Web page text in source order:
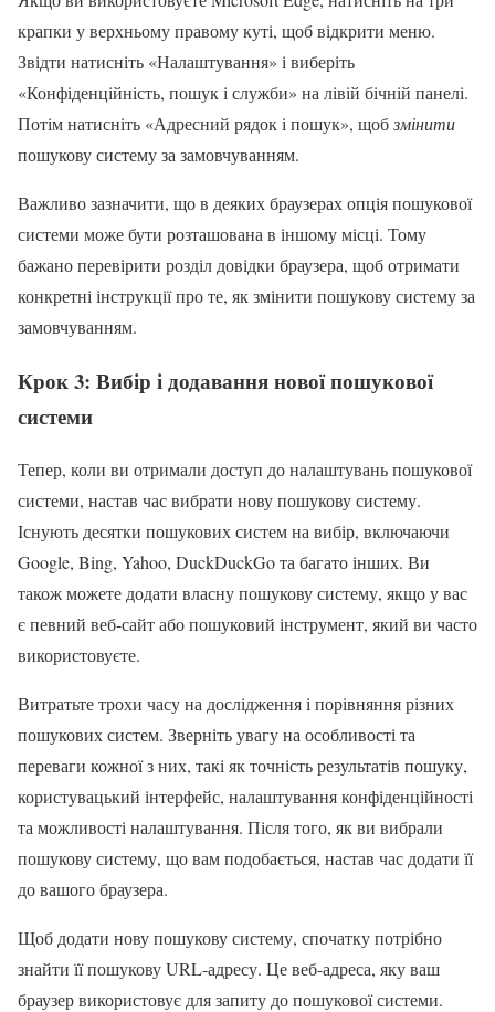
крапки у верхньому правому куті, щоб відкрити меню.
Звідти натисніть «Налаштування» і виберіть
«Конфіденційність, пошук і служби» на лівій бічній панелі.
Потім натисніть «Адресний рядок і пошук», щобзмінити
пошукову систему за замовчуванням.
Важливо зазначити, що в деяких браузерах опція пошукової
системи може бути розташована в іншому місці. Тому
бажано перевірити розділ довідки браузера, щоб отримати
конкретні інструкції про те, як змінити пошукову систему за
замовчуванням.
Крок 3: Вибір і додавання нової пошукової
системи
Тепер, коли ви отримали доступ до налаштувань пошукової
системи, настав час вибрати нову пошукову систему.
Існують десятки пошукових систем на вибір, включаючи
Google, Bing, Yahoo, DuckDuckGo та багато інших. Ви
також можете додати власну пошукову систему, якщо у вас
є певний веб-сайт або пошуковий інструмент, який ви часто
використовуєте.
Витратьте трохи часу на дослідження і порівняння різних
пошукових систем. Зверніть увагу на особливості та
переваги кожної з них, такі як точність результатів пошуку,
користувацький інтерфейс, налаштування конфіденційності
та можливості налаштування. Після того, як ви вибрали
пошукову систему, що вам подобається, настав час додати її
до вашого браузера.
Щоб додати нову пошукову систему, спочатку потрібно
знайти її пошукову URL-адресу. Це веб-адреса, яку ваш
браузер використовує для запиту до пошукової системи.